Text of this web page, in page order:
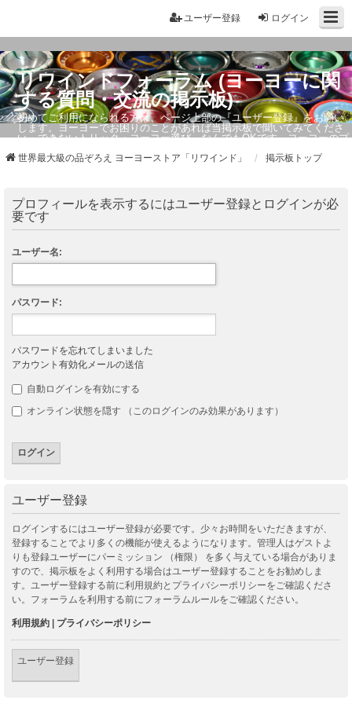
ログイン
ユーザー登録
リワインドフォーラム (ヨーヨーに関
する質問・交流の掲示板)
初めてご利用になられる方は、ページ上部の『ユーザー登録』をお願い
します。ヨーヨーでお困りのことがあれば当掲示板で聞いてみてくださ
い。できないトリック・ヨーヨー選び、なんでもOKです。ヨーヨーのプ
世界最大級の品ぞろえ ヨーヨーストア「リワインド」 掲示板トップ
プロフィールを表示するにはユーザー登録とログインが必
要です
ユーザー名:
パスワード:
パスワードを忘れてしまいました
アカウント有効化メールの送信
自動ログインを有効にする
オンライン状態を隠す （このログインのみ効果があります）
ユーザー登録
ログインするにはユーザー登録が必要です。少々お時間をいただきますが、
登録することでより多くの機能が使えるようになります。管理人はゲストよ
りも登録ユーザーにパーミッション （権限） を多く与えている場合がありま
すので、掲示板をよく利用する場合はユーザー登録することをお勧めしま
す。ユーザー登録する前に利用規約とプライバシーポリシーをご確認くださ
い。フォーラムを利用する前にフォーラムルールをご確認ください。
利用規約 | プライバシーポリシー
ユーザー登録